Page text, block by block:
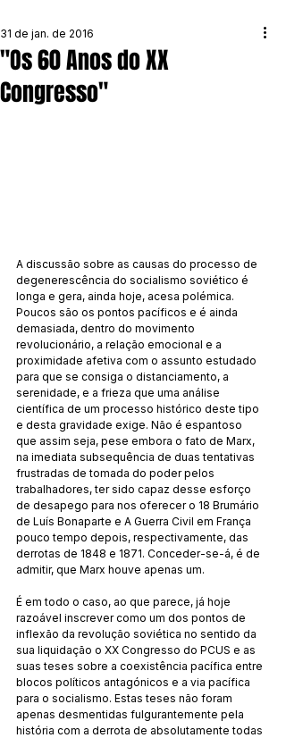
"Os 60 Anos do XX
Congresso"
31 de jan. de 2016
A discussão sobre as causas do processo de
degenerescência do socialismo soviético é
longa e gera, ainda hoje, acesa polémica.
Poucos são os pontos pacíficos e é ainda
demasiada, dentro do movimento
revolucionário, a relação emocional e a
proximidade afetiva com o assunto estudado
para que se consiga o distanciamento, a
serenidade, e a frieza que uma análise
científica de um processo histórico deste tipo
e desta gravidade exige. Não é espantoso
que assim seja, pese embora o fato de Marx,
na imediata subsequência de duas tentativas
frustradas de tomada do poder pelos
trabalhadores, ter sido capaz desse esforço
de desapego para nos oferecer o 18 Brumário
de Luís Bonaparte e A Guerra Civil em França
pouco tempo depois, respectivamente, das
derrotas de 1848 e 1871. Conceder-se-á, é de
admitir, que Marx houve apenas um.
É em todo o caso, ao que parece, já hoje
razoável inscrever como um dos pontos de
inflexão da revolução soviética no sentido da
sua liquidação o XX Congresso do PCUS e as
suas teses sobre a coexistência pacífica entre
blocos políticos antagónicos e a via pacífica
para o socialismo. Estas teses não foram
apenas desmentidas fulgurantemente pela
história com a derrota de absolutamente todas